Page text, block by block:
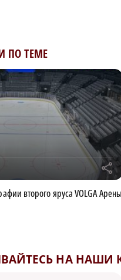
ПО ТЕМЕ
r
второго яруса VOLGA Арены
НА НАШИ